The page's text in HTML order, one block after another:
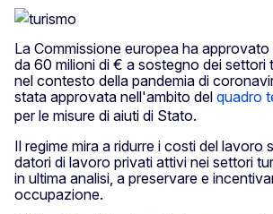
La Commissione europea ha approvato
da 60 milioni di € a sostegno dei settori
nel contesto della pandemia di
stata approvata nell'ambito del quadro
per le misure di aiuti di Stato.
Il regime mira a ridurre i costi del lavoro
datori di lavoro privati attivi nei settori
in ultima analisi, a preservare e
occupazione.